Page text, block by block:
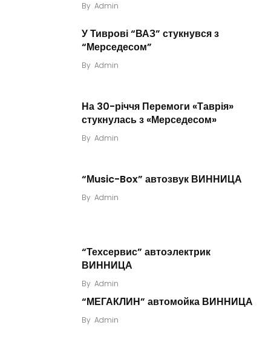
By Admin
У Тиврові “ВАЗ” стукнувся з
“Мерседесом”
By Admin
На 30-річчя Перемоги «Таврія»
стукнулась з «Мерседесом»
By Admin
“Мusic-Box” автозвук ВИННИЦА
By Admin
“Техсервис” автоэлектрик
ВИННИЦА
By Admin
“МЕГАКЛИН” автомойка ВИННИЦА
By Admin